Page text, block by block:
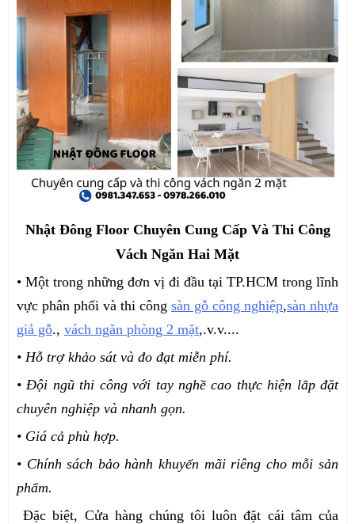
Nhật Đông Floor Chuyên Cung Cấp Và Thi Công
Vách Ngăn Hai Mặt
• Một trong những đơn vị đi đầu tại TP.HCM trong lĩnh
vực phân phối và thi công sàn gỗ công nghiệp,sàn nhựa
giả gỗ., vách ngăn phòng 2 mặt,.v.v....
• Hỗ trợ khảo sát và đo đạt miễn phí.
• Đội ngũ thi công với tay nghề cao thực hiện lắp đặt
chuyên nghiệp và nhanh gọn.
• Giá cả phù hợp.
• Chính sách bảo hành khuyến mãi riêng cho mỗi sản
phẩm.
Đặc biệt, Cửa hàng chúng tôi luôn đặt cái tâm của